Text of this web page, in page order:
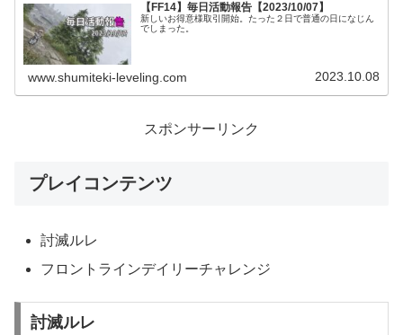
【FF14】毎日活動報告【2023/10/07】
新しいお得意様取引開始。たった２日で普通の日になじん
でしまった。
www.shumiteki-leveling.com 2023.10.08
スポンサーリンク
プレイコンテンツ
討滅ルレ
フロントラインデイリーチャレンジ
討滅ルレ